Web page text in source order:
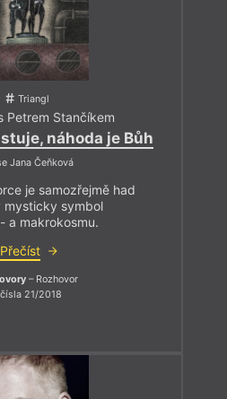
Triangl
Petrem Stančíkem
náhoda je Bůh
Jana Čeňková
je samozřejmě had
mysticky symbol
a makrokosmu.
Přečíst
– Rozhovor
21/2018